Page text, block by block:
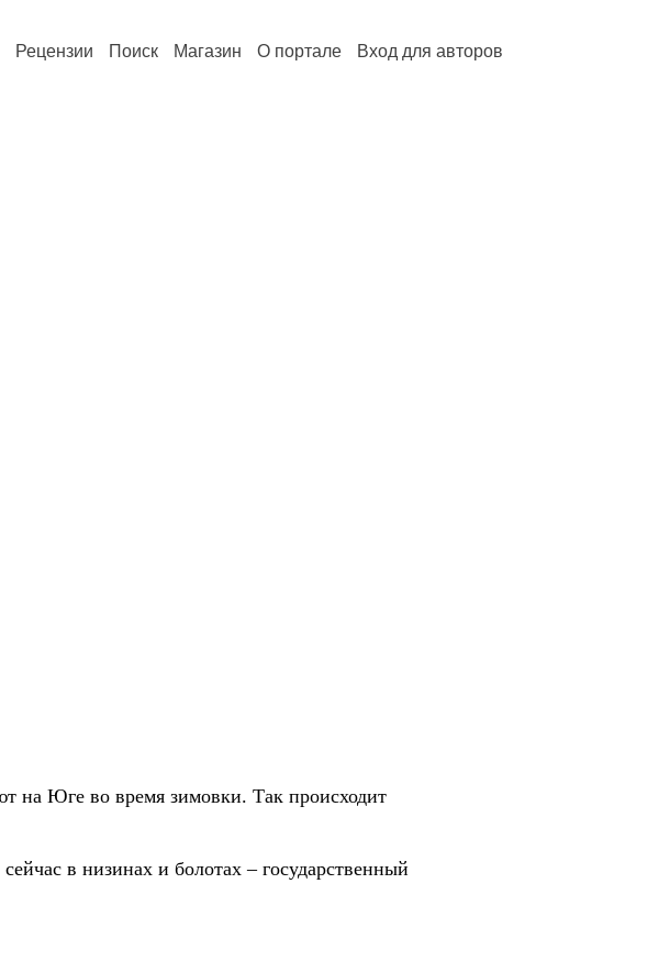
Рецензии Поиск Магазин О портале Вход для авторов
на Юге во время зимовки. Так происходит
в низинах и болотах – государственный